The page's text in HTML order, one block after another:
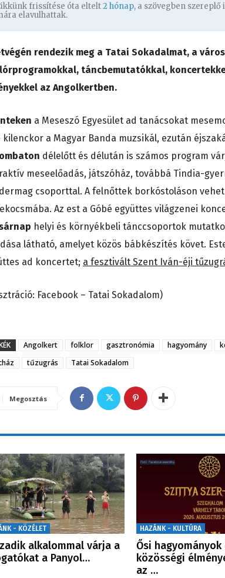
frissítése óta eltelt2 hónap, a szövegben
elavulhattak.
rendezik meg a Tatai Sokadalmat, a
táncbemutatókkal,
az Angolkertben.
a Meseszó Egyesület ad tanácsokat
kilenckor a Magyar Banda muzsikál, ezután
délelőtt és délután is számos program
meseelőadás, játszóház, továbbá Tindia-
csoporttal. A felnőttek borkóstoláson
Az est a Góbé együttes világzenei
helyi és környékbeli tánccsoportok
látható, amelyet közös bábkészítés követ.
ad koncertet; a fesztivált Szent Iván-éji
Facebook – Tatai Sokadalom)
Angolkert folklor gasztronómia hagyomány
tűzugrás Tatai Sokadalom
Megosztás
- KÖZÉLET
alkalommal várja a
a Panyol…
HAZÁNK - KULTÚRA
Ősi hagyományok
közösségi
az …